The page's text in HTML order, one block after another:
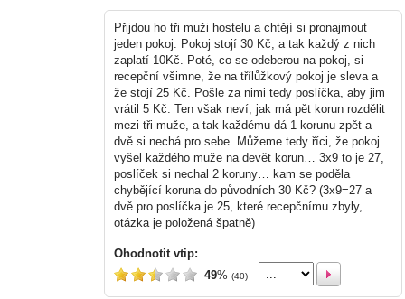
Přijdou ho tři muži hostelu a chtějí si pronajmout
jeden pokoj. Pokoj stojí 30 Kč, a tak každý z nich
zaplatí 10Kč. Poté, co se odeberou na pokoj, si
recepční všimne, že na třílůžkový pokoj je sleva a
že stojí 25 Kč. Pošle za nimi tedy poslíčka, aby jim
vrátil 5 Kč. Ten však neví, jak má pět korun rozdělit
mezi tři muže, a tak každému dá 1 korunu zpět a
dvě si nechá pro sebe. Můžeme tedy říci, že pokoj
vyšel každého muže na devět korun… 3x9 to je 27,
poslíček si nechal 2 koruny… kam se poděla
chybějící koruna do původních 30 Kč? (3x9=27 a
dvě pro poslíčka je 25, které recepčnímu zbyly,
otázka je položená špatně)
Ohodnotit vtip:
49% (40)